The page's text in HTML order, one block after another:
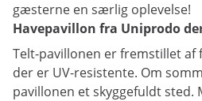
gæsterne en særlig oplevelse!
Havepavillon fra Uniprodo
Telt-pavillonen er fremstillet af
der er UV-resistente. Om
pavillonen et skyggefuldt sted.